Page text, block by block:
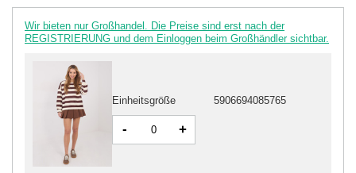
Wir bieten nur Großhandel. Die Preise sind erst nach der
REGISTRIERUNG und dem Einloggen beim Großhändler sichtbar.
Einheitsgröße 5906694085765
- +